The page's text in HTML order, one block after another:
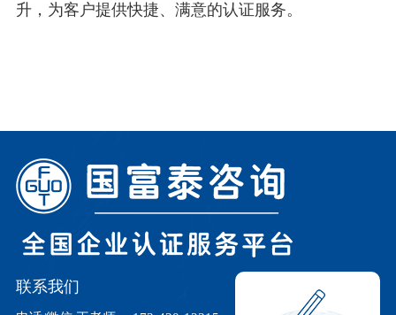
升，为客户提供快捷、满意的认证服务。
联系我们